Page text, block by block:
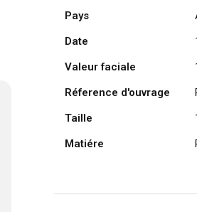
1970,
Pays
Date
Valeur faciale
Réference d'ouvrage
Taille
Matiére